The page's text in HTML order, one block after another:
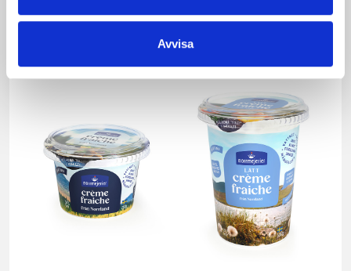
Avvisa
KRAV 500g